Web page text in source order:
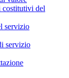
costitutivi del
servizio
servizio